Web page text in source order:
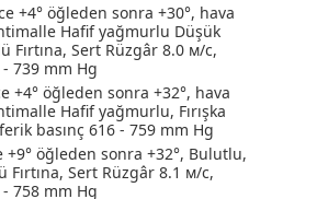
+4° öğleden sonra +30°, hava
Hafif yağmurlu Düşük
Fırtına, Sert Rüzgâr 8.0 м/с,
739 mm Hg
+4° öğleden sonra +32°, hava
Hafif yağmurlu, Fırışka
basınç 616 - 759 mm Hg
öğleden sonra +32°, Bulutlu,
Fırtına, Sert Rüzgâr 8.1 м/с,
758 mm Hg